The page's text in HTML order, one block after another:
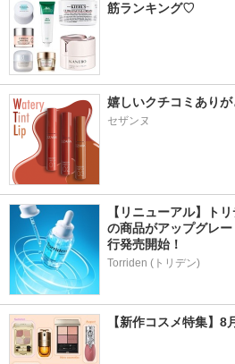
筋ランキング♡
嬉しいクチコミあり
セザンヌ
【リニューアル】ト
の商品がアップグレ
行発売開始！
Torriden (トリデン)
【新作コスメ特集】